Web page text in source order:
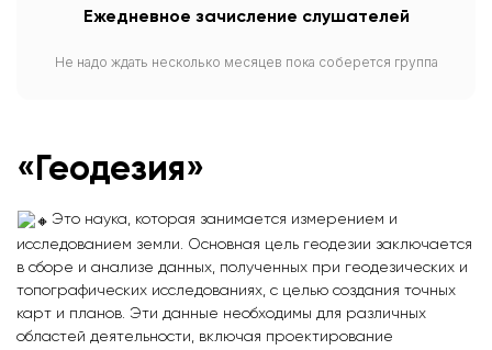
Ежедневное зачисление слушателей
Не надо ждать несколько месяцев пока соберется группа
«Геодезия»
Это наука, которая занимается измерением и
исследованием земли. Основная цель геодезии заключается
в сборе и анализе данных, полученных при геодезических и
топографических исследованиях, с целью создания точных
карт и планов. Эти данные необходимы для различных
областей деятельности, включая проектирование